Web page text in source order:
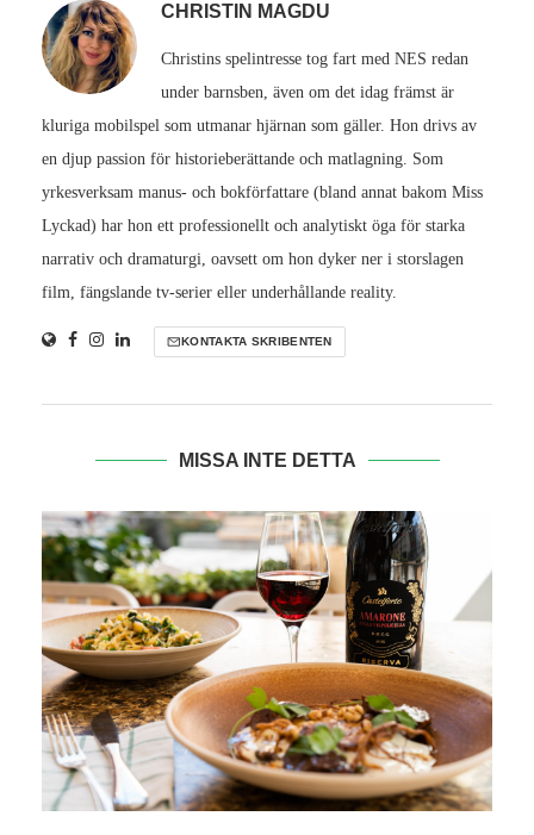
CHRISTIN MAGDU
Christins spelintresse tog fart med NES redan
under barnsben, även om det idag främst är
kluriga mobilspel som utmanar hjärnan som gäller. Hon drivs av
en djup passion för historieberättande och matlagning. Som
yrkesverksam manus- och bokförfattare (bland annat bakom Miss
Lyckad) har hon ett professionellt och analytiskt öga för starka
narrativ och dramaturgi, oavsett om hon dyker ner i storslagen
film, fängslande tv-serier eller underhållande reality.
KONTAKTA SKRIBENTEN
MISSA INTE DETTA